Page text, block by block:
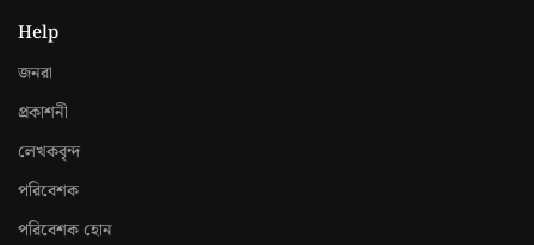
Help
জনরা
প্রকাশনী
লেখকবৃন্দ
পরিবেশক
পরিবেশক হোন